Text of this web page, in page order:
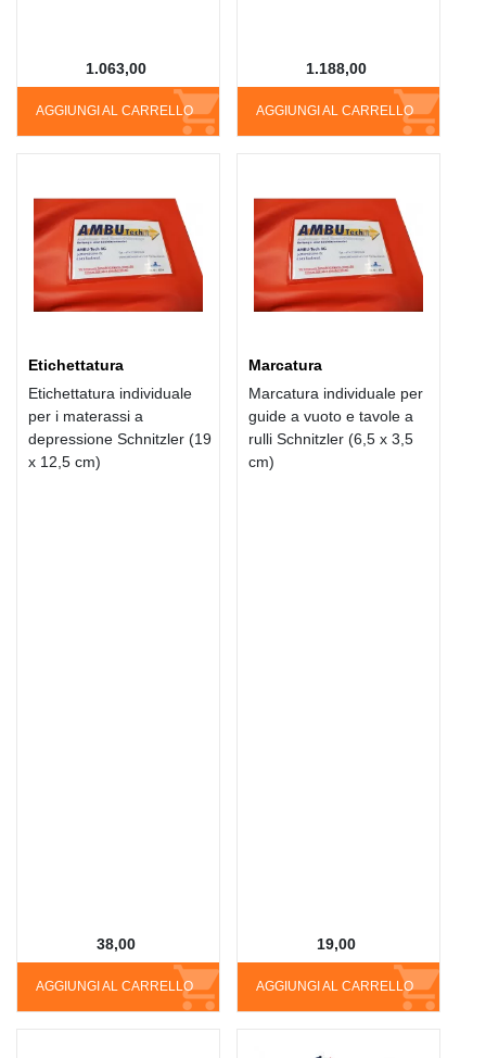
AGGIUNGI AL CARRELLO
1.063,00
AGGIUNGI AL CARRELLO
1.188,00
Etichettatura
Etichettatura individuale
per i materassi a
depressione Schnitzler (19
x 12,5 cm)
AGGIUNGI AL CARRELLO
38,00
Marcatura
Marcatura individuale per
guide a vuoto e tavole a
rulli Schnitzler (6,5 x 3,5
cm)
AGGIUNGI AL CARRELLO
19,00